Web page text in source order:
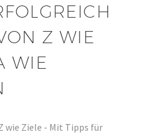
Z WIE
WIE
wie Ziele - Mit Tipps für